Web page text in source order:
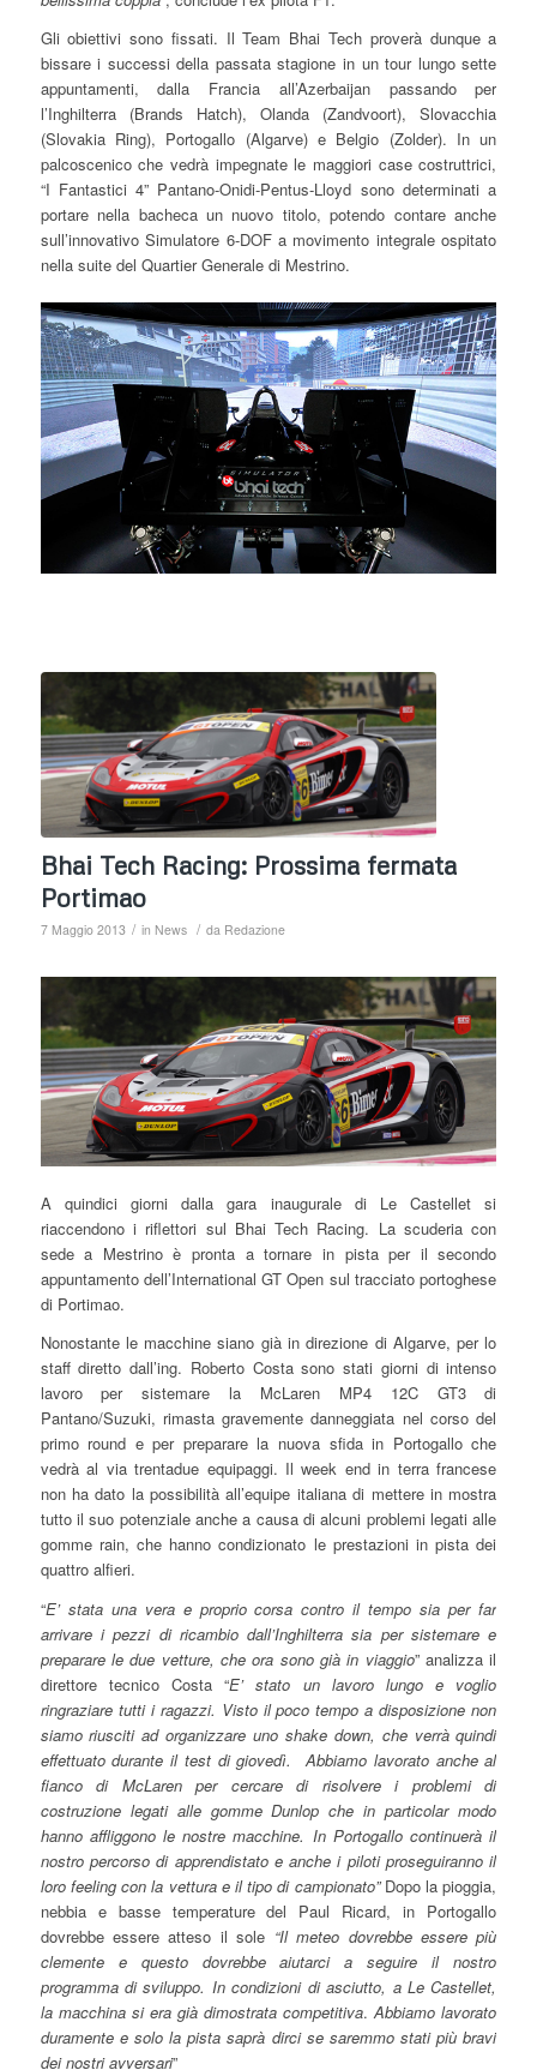
Gli obiettivi sono fissati. Il Team Bhai Tech proverà dunque a
bissare i successi della passata stagione in un tour lungo sette
appuntamenti, dalla Francia all’Azerbaijan passando per
l’Inghilterra (Brands Hatch), Olanda (Zandvoort), Slovacchia
(Slovakia Ring), Portogallo (Algarve) e Belgio (Zolder). In un
palcoscenico che vedrà impegnate le maggiori case costruttrici,
“I Fantastici 4” Pantano-Onidi-Pentus-Lloyd sono determinati a
portare nella bacheca un nuovo titolo, potendo contare anche
sull’innovativo Simulatore 6-DOF a movimento integrale ospitato
nella suite del Quartier Generale di Mestrino.
Bhai Tech Racing: Prossima fermata
Portimao
7 Maggio 2013 / in News / da Redazione
A quindici giorni dalla gara inaugurale di Le Castellet si
riaccendono i riflettori sul Bhai Tech Racing. La scuderia con
sede a Mestrino è pronta a tornare in pista per il secondo
appuntamento dell’International GT Open sul tracciato portoghese
di Portimao.
Nonostante le macchine siano già in direzione di Algarve, per lo
staff diretto dall’ing. Roberto Costa sono stati giorni di intenso
lavoro per sistemare la McLaren MP4 12C GT3 di
Pantano/Suzuki, rimasta gravemente danneggiata nel corso del
primo round e per preparare la nuova sfida in Portogallo che
vedrà al via trentadue equipaggi. Il week end in terra francese
non ha dato la possibilità all’equipe italiana di mettere in mostra
tutto il suo potenziale anche a causa di alcuni problemi legati alle
gomme rain, che hanno condizionato le prestazioni in pista dei
quattro alfieri.
“E’ stata una vera e proprio corsa contro il tempo sia per far
arrivare i pezzi di ricambio dall’Inghilterra sia per sistemare e
preparare le due vetture, che ora sono già in viaggio” analizza il
direttore tecnico Costa “E’ stato un lavoro lungo e voglio
ringraziare tutti i ragazzi. Visto il poco tempo a disposizione non
siamo riusciti ad organizzare uno shake down, che verrà quindi
effettuato durante il test di giovedì. Abbiamo lavorato anche al
fianco di McLaren per cercare di risolvere i problemi di
costruzione legati alle gomme Dunlop che in particolar modo
hanno affliggono le nostre macchine. In Portogallo continuerà il
nostro percorso di apprendistato e anche i piloti proseguiranno il
loro feeling con la vettura e il tipo di campionato” Dopo la pioggia,
nebbia e basse temperature del Paul Ricard, in Portogallo
dovrebbe essere atteso il sole “Il meteo dovrebbe essere più
clemente e questo dovrebbe aiutarci a seguire il nostro
programma di sviluppo. In condizioni di asciutto, a Le Castellet,
la macchina si era già dimostrata competitiva.Abbiamo lavorato
duramente e solo la pista saprà dirci se saremmo stati più bravi
dei nostri avversari”